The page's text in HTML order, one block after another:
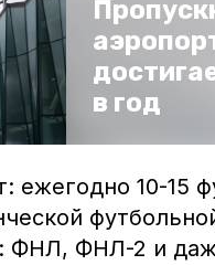
в год
ежегодно 10-15
ФНЛ, ФНЛ-2 и